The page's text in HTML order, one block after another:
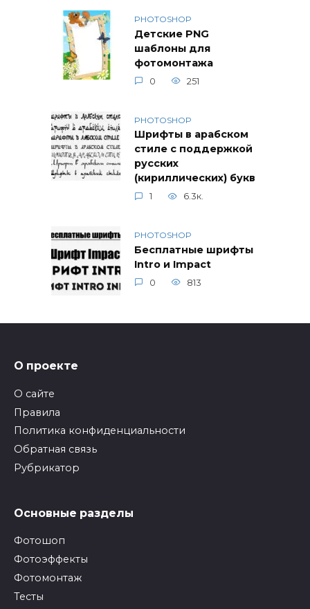
PHOTOSHOP
Детские PNG
шаблоны для
фотомонтажа
0 251
PHOTOSHOP
Шрифты в арабском
стиле с поддержкой
русских
(кириллических) букв
1 6.3к.
PHOTOSHOP
Бесплатные шрифты
Intro и Impact
0 813
О проекте
О сайте
Правила
Политика конфиденциальности
Обратная связь
Рубрикатор
Основные разделы
Фотошоп
Фотоэффекты
Фотомонтаж
Тесты